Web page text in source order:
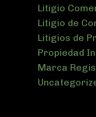
Litigio
Litigio de
Litigios de
Propiedad
Marca